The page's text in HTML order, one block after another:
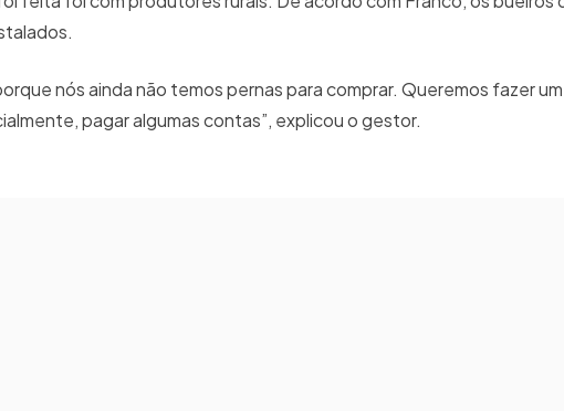
nós ainda não temos pernas para comprar. Queremos fazer
pagar algumas contas”, explicou o gestor.